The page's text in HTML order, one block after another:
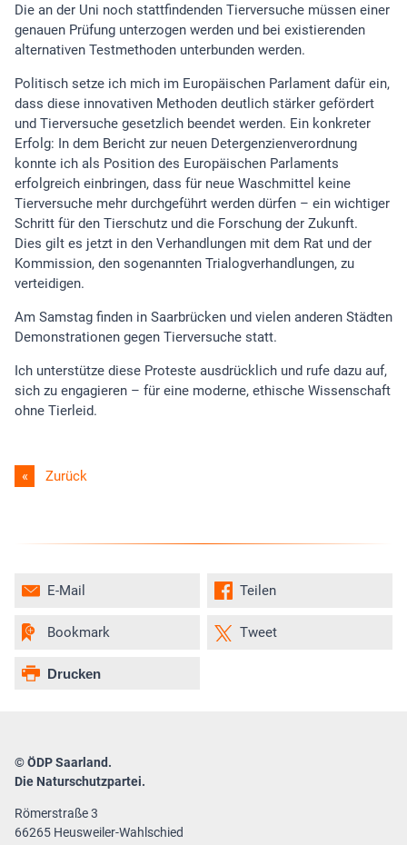
Die an der Uni noch stattfindenden Tierversuche müssen einer
genauen Prüfung unterzogen werden und bei existierenden
alternativen Testmethoden unterbunden werden.
Politisch setze ich mich im Europäischen Parlament dafür ein,
dass diese innovativen Methoden deutlich stärker gefördert
und Tierversuche gesetzlich beendet werden. Ein konkreter
Erfolg: In dem Bericht zur neuen Detergenzienverordnung
konnte ich als Position des Europäischen Parlaments
erfolgreich einbringen, dass für neue Waschmittel keine
Tierversuche mehr durchgeführt werden dürfen – ein wichtiger
Schritt für den Tierschutz und die Forschung der Zukunft.
Dies gilt es jetzt in den Verhandlungen mit dem Rat und der
Kommission, den sogenannten Trialogverhandlungen, zu
verteidigen.
Am Samstag finden in Saarbrücken und vielen anderen Städten
Demonstrationen gegen Tierversuche statt.
Ich unterstütze diese Proteste ausdrücklich und rufe dazu auf,
sich zu engagieren – für eine moderne, ethische Wissenschaft
ohne Tierleid.
Zurück
Teilen
Tweet
E-Mail
Bookmark
Drucken
© ÖDP Saarland.
Die Naturschutzpartei.
Römerstraße 3
66265 Heusweiler-Wahlschied